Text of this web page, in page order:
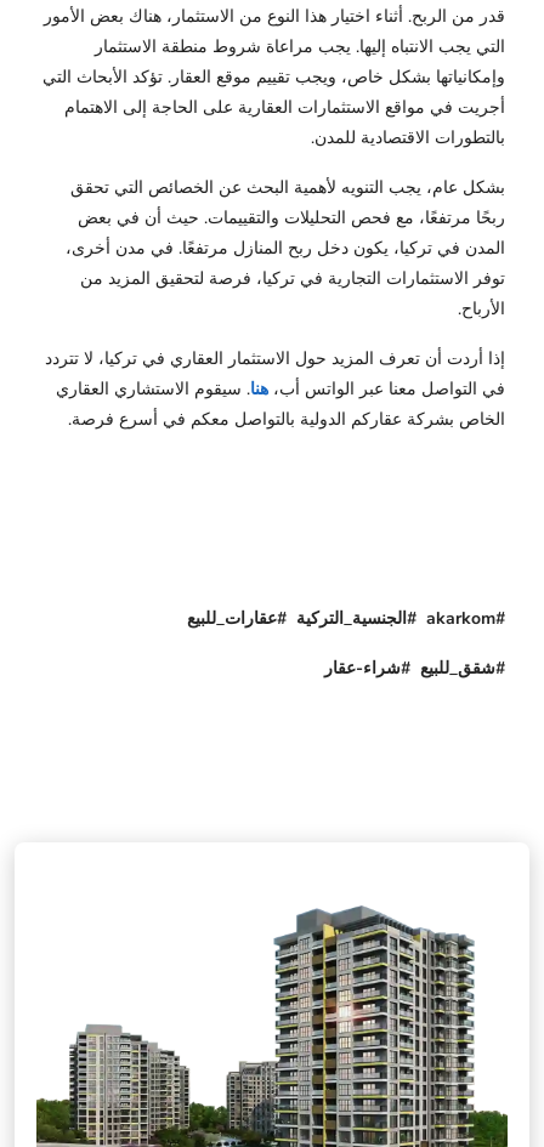
قدر من الربح. أثناء اختيار هذا النوع من الاستثمار، هناك بعض الأمور
التي يجب الانتباه إليها. يجب مراعاة شروط منطقة الاستثمار
وإمكانياتها بشكل خاص، ويجب تقييم موقع العقار. تؤكد الأبحاث التي
أجريت في مواقع الاستثمارات العقارية على الحاجة إلى الاهتمام
بالتطورات الاقتصادية للمدن.
بشكل عام، يجب التنويه لأهمية البحث عن الخصائص التي تحقق
ربحًا مرتفعًا، مع فحص التحليلات والتقييمات. حيث أن في بعض
المدن في تركيا، يكون دخل ربح المنازل مرتفعًا. في مدن أخرى،
توفر الاستثمارات التجارية في تركيا، فرصة لتحقيق المزيد من
الأرباح.
إذا أردت أن تعرف المزيد حول الاستثمار العقاري في تركيا، لا تتردد
في التواصل معنا عبر الواتس أب، هنا. سيقوم الاستشاري العقاري
الخاص بشركة عقاركم الدولية بالتواصل معكم في أسرع فرصة.
#akarkom #الجنسية_التركية #عقارات_للبيع
#شقق_للبيع #شراء-عقار